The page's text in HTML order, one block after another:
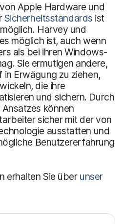
Apple Hardware und
Sicherheitsstandards ist
Harvey und
möglich ist, auch wenn
als bei ihren Windows-
Sie ermutigen andere,
Erwägung zu ziehen,
die ihre
und sichern. Durch
können
sicher mit der von
ausstatten und
Benutzererfahrung
erhalten Sie über unser